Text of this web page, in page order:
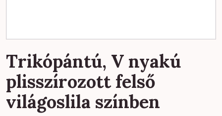
Trikópántú, V nyakú
plisszírozott felső
világoslila színben